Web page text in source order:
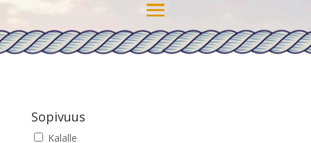
Sopivuus
Kalalle